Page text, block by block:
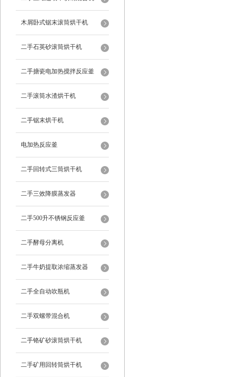
木屑卧式锯末滚筒烘干机
二手石英砂滚筒烘干机
二手搪瓷电加热搅拌反应釜
二手滚筒水渣烘干机
二手锯末烘干机
电加热反应釜
二手回转式三筒烘干机
二手三效降膜蒸发器
二手500升不锈钢反应釜
二手酵母分离机
二手牛奶提取浓缩蒸发器
二手全自动吹瓶机
二手双螺带混合机
二手铬矿砂滚筒烘干机
二手矿用回转筒烘干机